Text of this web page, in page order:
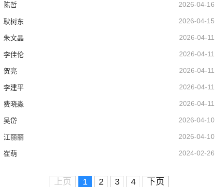
陈哲 2026-04-16
耿树东 2026-04-15
朱文晶 2026-04-11
李佳伦 2026-04-11
贺亮 2026-04-11
李建平 2026-04-11
费晓淼 2026-04-11
吴岱 2026-04-10
江丽丽 2026-04-10
崔萌 2024-02-26
上页 1 2 3 4 下页